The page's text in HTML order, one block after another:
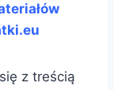
z treścią